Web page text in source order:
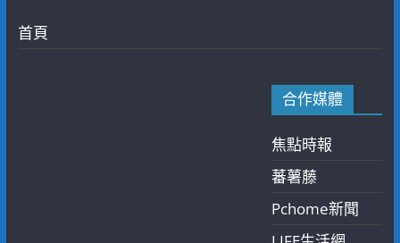
首頁
合作媒體
焦點時報
蕃薯藤
Pchome新聞